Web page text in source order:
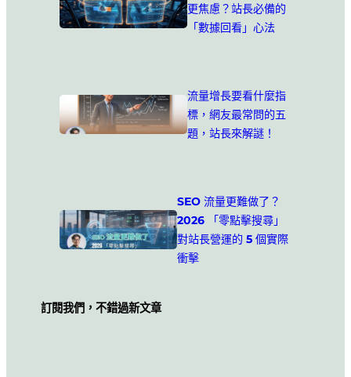
更焦慮？站長必備的
「數據回看」心法
流量增長要看什麼指
標，網友最常問的五
題，站長來解謎！
SEO 流量更難做了？
2026 「零點擊搜尋」
對站長營運的 5 個實際
衝擊
訂閱我們，不錯過新文章